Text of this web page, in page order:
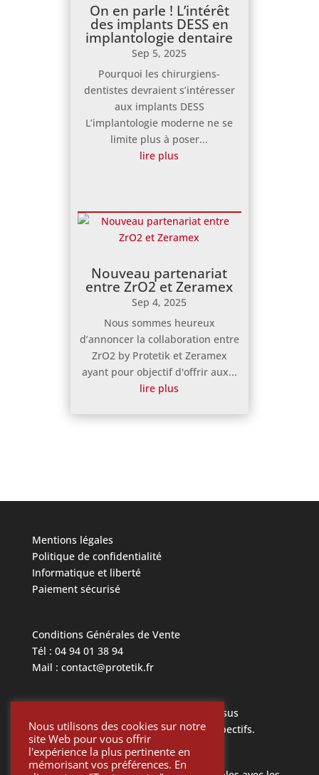
On en parle ! L’intérêt
des implants DESS en
implantologie dentaire
Sep 5, 2025
Pourquoi les chirurgiens-
dentistes devraient s’intéresser
aux implants DESS
L’implantologie moderne ne se
limite plus à poser...
lire plus
Nouveau partenariat
entre ZrO2 et Zeramex
Sep 4, 2025
Nous sommes heureux
d’annoncer la collaboration entre
ZrO2 by Protetik et Zeramex
ayant pour objectif d'offrir aux...
lire plus
Mentions légales
Politique de confidentialité
Informatique et liberté
Paiement sécurisé
Conditions Générales de Vente
Tél : 04 94 01 38 94
Mail : contact@protetik.fr
Toutes les marques mentionnées ci dessus
appartiennent à leurs propriétaires respectifs.
Nous utilisons des cookies sur notre
site Web pour vous offrir
l'expérience la plus pertinente en
mémorisant vos préférences. En